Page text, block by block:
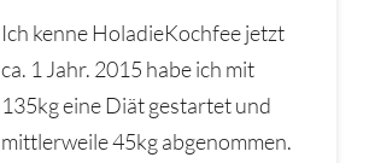
Ich kenne HoladieKochfee jetzt
ca. 1 Jahr. 2015 habe ich mit
135kg eine Diät gestartet und
mittlerweile 45kg abgenommen.